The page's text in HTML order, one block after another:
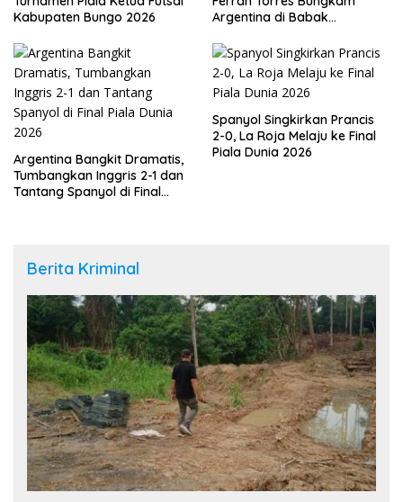
Kabupaten Bungo 2026
Argentina di Babak
Argentina Bangkit Dramatis,
Tumbangkan Inggris 2-1 dan
Tantang Spanyol di Final
Spanyol Singkirkan Prancis
2-0, La Roja Melaju ke Final
Piala Dunia 2026
Berita Kriminal